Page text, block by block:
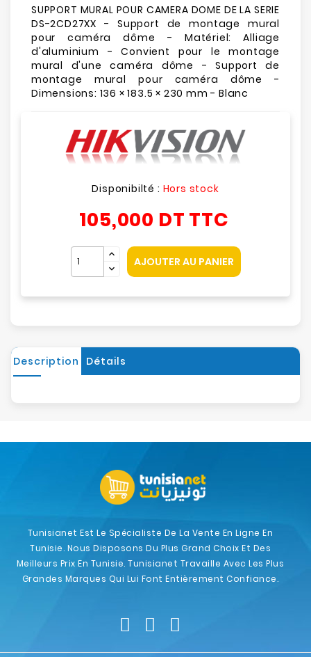
SUPPORT MURAL POUR CAMERA DOME DE LA SERIE
DS-2CD27XX - Support de montage mural
pour caméra dôme - Matériel: Alliage
d'aluminium - Convient pour le montage
mural d'une caméra dôme - Support de
montage mural pour caméra dôme -
Dimensions: 136 × 183.5 × 230 mm - Blanc
Disponibilté : Hors stock
105,000 DT TTC
AJOUTER AU PANIER
Description Détails
Tunisianet Est Le Spécialiste De La Vente En Ligne En
Tunisie. Nous Disposons Du Plus Grand Choix Et Des
Meilleurs Prix En Tunisie. Tunisianet Travaille Avec Les Plus
Grandes Marques Qui Lui Font Entièrement Confiance.